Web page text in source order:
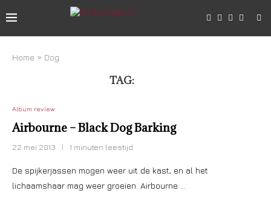
Home » Dog
TAG:
Album review
Airbourne – Black Dog Barking
22 mei 2013 1 minuten leestijd
De spijkerjassen mogen weer uit de kast, en al het
lichaamshaar mag weer groeien. Airbourne …